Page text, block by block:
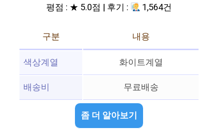
평점 : ★ 5.0점 | 후기 : 1,564건
구분
내용
색상계열
화이트계열
배송비
무료배송
좀 더 알아보기